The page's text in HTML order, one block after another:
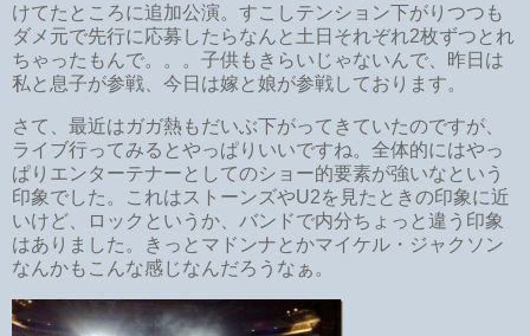
けてたところに追加公演。すこしテンション下がりつつも
ダメ元で先行に応募したらなんと土日それぞれ2枚ずつとれ
ちゃったもんで。。。子供もきらいじゃないんで、昨日は
私と息子が参戦、今日は嫁と娘が参戦しております。
さて、最近はガガ熱もだいぶ下がってきていたのですが、
ライブ行ってみるとやっぱりいいですね。全体的にはやっ
ぱりエンターテナーとしてのショー的要素が強いなという
印象でした。これはストーンズやU2を見たときの印象に近
いけど、ロックというか、バンドで内分ちょっと違う印象
はありました。きっとマドンナとかマイケル・ジャクソン
なんかもこんな感じなんだろうなぁ。